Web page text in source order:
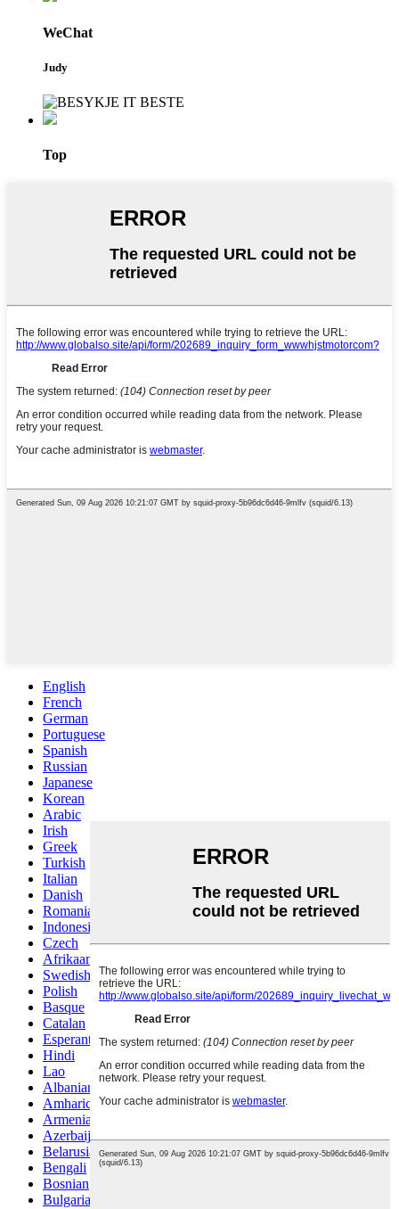
WeChat
Judy
Top
English
French
German
Portuguese
Spanish
Russian
Japanese
Korean
Arabic
Irish
Greek
Turkish
Italian
Danish
Romanian
Indonesian
Czech
Afrikaans
Swedish
Polish
Basque
Catalan
Esperanto
Hindi
Lao
Albanian
Amharic
Armenian
Azerbaijani
Belarusian
Bengali
Bosnian
Bulgarian